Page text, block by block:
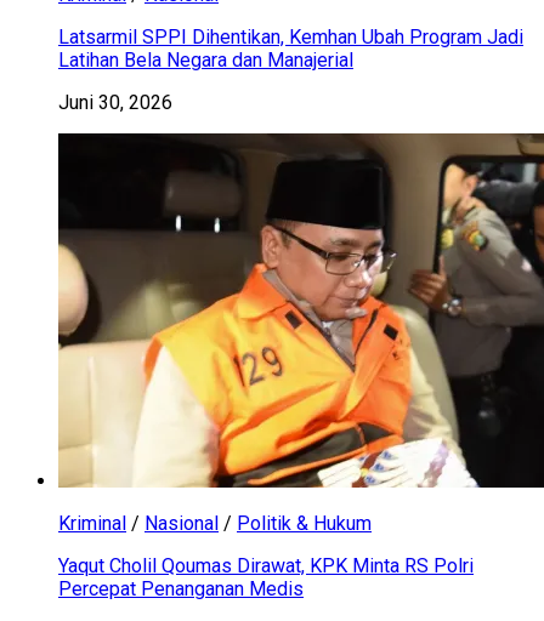
Latsarmil SPPI Dihentikan, Kemhan Ubah Program Jadi
Latihan Bela Negara dan Manajerial
Juni 30, 2026
Kriminal / Nasional / Politik & Hukum
Yaqut Cholil Qoumas Dirawat, KPK Minta RS Polri
Percepat Penanganan Medis